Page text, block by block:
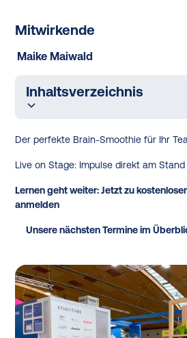
Mitwirkende
Maike Maiwald
Inhaltsverzeichnis
Der perfekte Brain-Smoothie für Ihr
Live on Stage: Impulse direkt am Stand
Lernen geht weiter: Jetzt zu
anmelden
Unsere nächsten Termine im